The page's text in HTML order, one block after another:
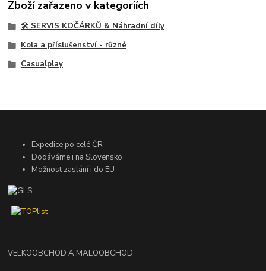
Zboží zařazeno v kategoriích
🛠️ SERVIS KOČÁRKŮ & Náhradní díly
Kola a příslušenství - různé
Casualplay
Expedice po celé ČR
Dodáváme i na Slovensko
Možnost zaslání i do EU
VELKOOBCHOD A MALOOBCHOD